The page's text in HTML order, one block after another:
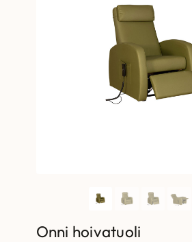
Onni hoivatuoli